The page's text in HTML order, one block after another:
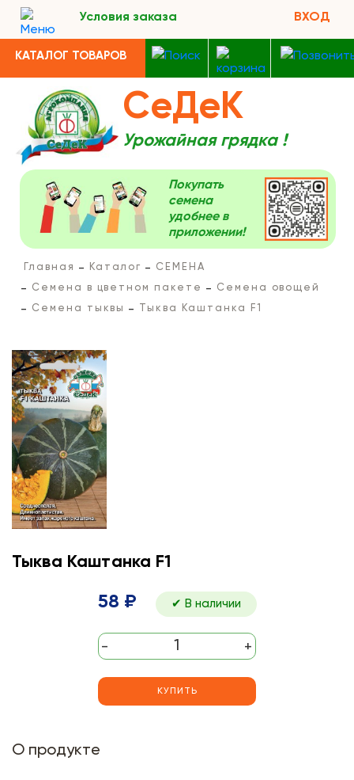
Условия заказа ВХОД
КАТАЛОГ ТОВАРОВ
СеДеК
Урожайная грядка !
Покупать
семена
удобнее в
приложении!
Главная Каталог
СЕМЕНА
Семена в цветном пакете
Семена овощей
Семена тыквы
Тыква Каштанка F1
Тыква Каштанка F1
58 ₽ ✔ В наличии
- +
КУПИТЬ
О продукте